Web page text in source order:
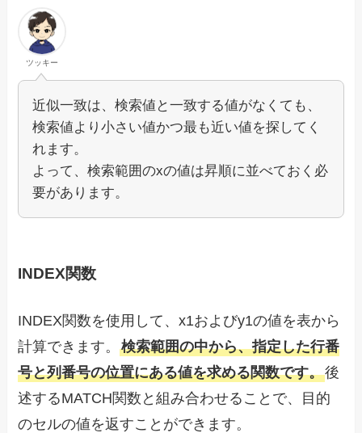
ツッキー
近似一致は、検索値と一致する値がなくても、
検索値より小さい値かつ最も近い値を探してく
れます。
よって、検索範囲のxの値は昇順に並べておく必
要があります。
INDEX関数
INDEX関数を使用して、x1およびy1の値を表から
計算できます。検索範囲の中から、指定した行番
号と列番号の位置にある値を求める関数です。後
述するMATCH関数と組み合わせることで、目的
のセルの値を返すことができます。